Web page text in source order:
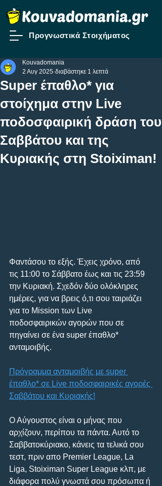
Προγνωστικά Στοιχήματος
Super έπαθλο* για
στοίχημα στην Live
ποδοσφαιρική δράση του
Σαββάτου και της
Κυριακής στη Stoiximan!
Kouvadomania
2 Αυγ 2025 διαβάστηκε 1 λεπτά
Φαντάσου το εξής. Έχεις χρόνο, από
τις 11:00 το Σάββατο έως και τις 23:59
την Κυριακή. Σχεδόν δύο ολόκληρες
ημέρες, για να βρεις ό,τι σου ταιριάζει
για το Mission των Live
ποδοσφαιρικών αγορών που σε
πηγαίνει σε ένα super έπαθλο*
ανταμοιβής.
Πρόγραμμα ανταμοιβής με super
έπαθλο* σε Live ποδοσφαιρικές αγορές
Σαββάτου και Κυριακής!
Ο Αύγουστος είναι ο μήνας που
αρχίζουν, περίπου τα πάντα. Αυτό το
Σαββατοκύριακο, κάνεις τα τελικά σου
τεστ, πριν απο Premier League, La
Liga, Stoiximan Super League κλπ, με
διάφορα πολύ γνωστά σου πρόσωπα ή